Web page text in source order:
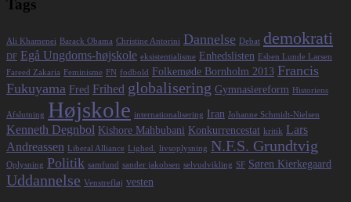
Tags
Ali Khamenei Barack Obama Christine Antorini Dannelse Debat demokrati
DF Egå Ungdoms-højskole eksistentialisme Enhedslisten Esben Lunde Larsen
Fareed Zakaria Feminisme FN fodbold Folkemøde Bornholm 2013 Francis
Fukuyama Fred Frihed globalisering Gymnasiereform Historiens
Afslutning Højskole internationalisering Iran Johanne Schmidt-Nielsen
Kenneth Degnbol Kishore Mahbubani Konkurrencestat kritik Lars
Andreassen Liberal Alliance Lighed. livsoplysning N.F.S. Grundtvig
Oplysning Politik samfund sander jakobsen selvudvikling SF Søren Kierkegaard
Uddannelse Venstrefløj vesten